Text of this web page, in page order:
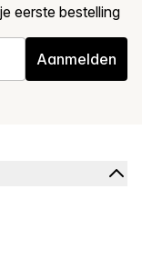
eerste bestelling
Aanmelden